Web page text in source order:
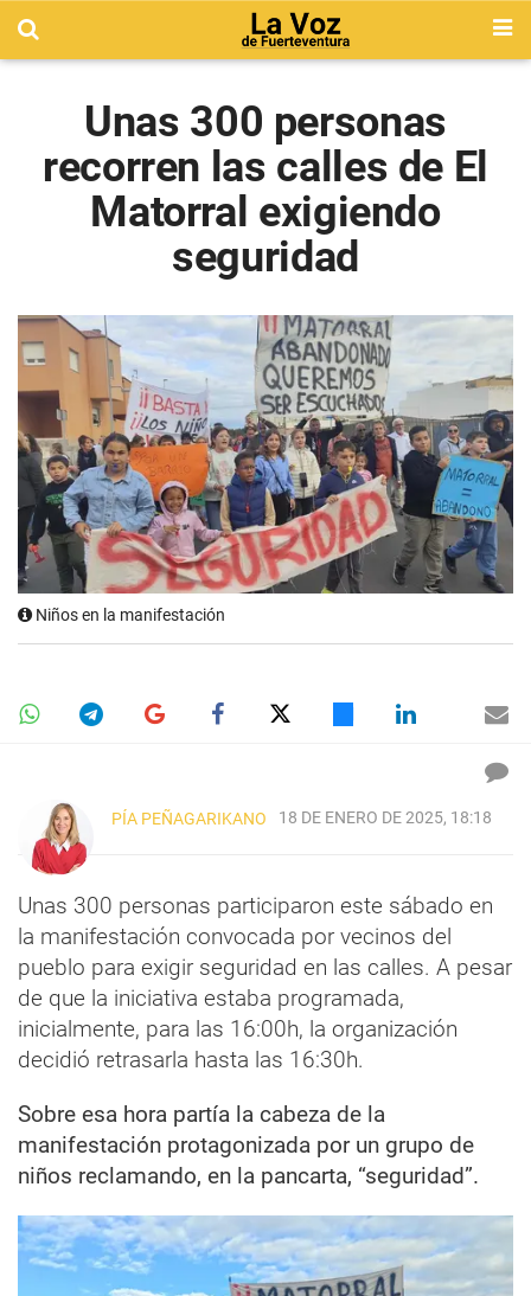
Unas 300 personas
recorren las calles de El
Matorral exigiendo
seguridad
Niños en la manifestación
PÍA PEÑAGARIKANO 18 DE ENERO DE 2025, 18:18
Unas 300 personas participaron este sábado en
la manifestación convocada por vecinos del
pueblo para exigir seguridad en las calles. A pesar
de que la iniciativa estaba programada,
inicialmente, para las 16:00h, la organización
decidió retrasarla hasta las 16:30h.
Sobre esa hora partía la cabeza de la
manifestación protagonizada por un grupo de
niños reclamando, en la pancarta, “seguridad”.